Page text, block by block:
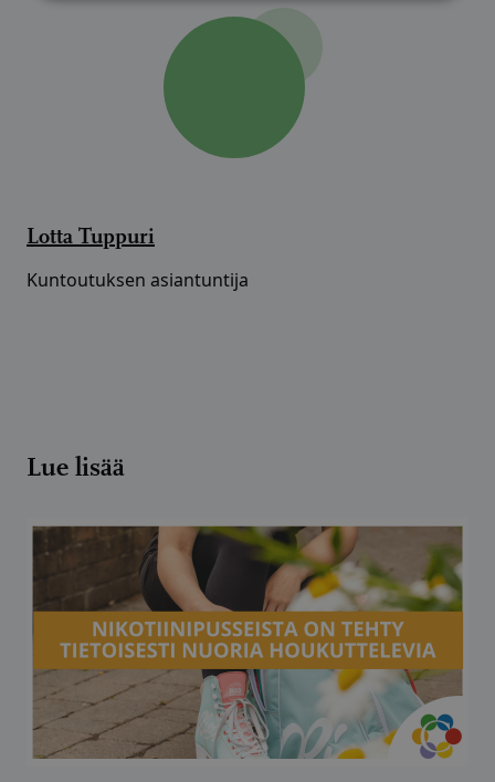
Lotta Tuppuri
Kuntoutuksen asiantuntija
Lue lisää